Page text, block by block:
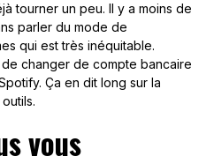
tourner un peu. Il y a moins de
parler du mode de
qui est très inéquitable.
de changer de compte bancaire
Ça en dit long sur la
vous